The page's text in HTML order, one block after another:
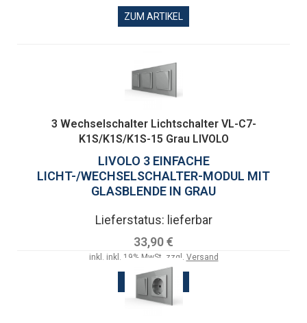
ZUM ARTIKEL
3 Wechselschalter Lichtschalter VL-C7-
K1S/K1S/K1S-15 Grau LIVOLO
LIVOLO 3 EINFACHE
LICHT-/WECHSELSCHALTER-MODUL MIT
GLASBLENDE IN GRAU
Lieferstatus: lieferbar
33,90 €
inkl. inkl. 19% MwSt. zzgl. Versand
ZUM ARTIKEL